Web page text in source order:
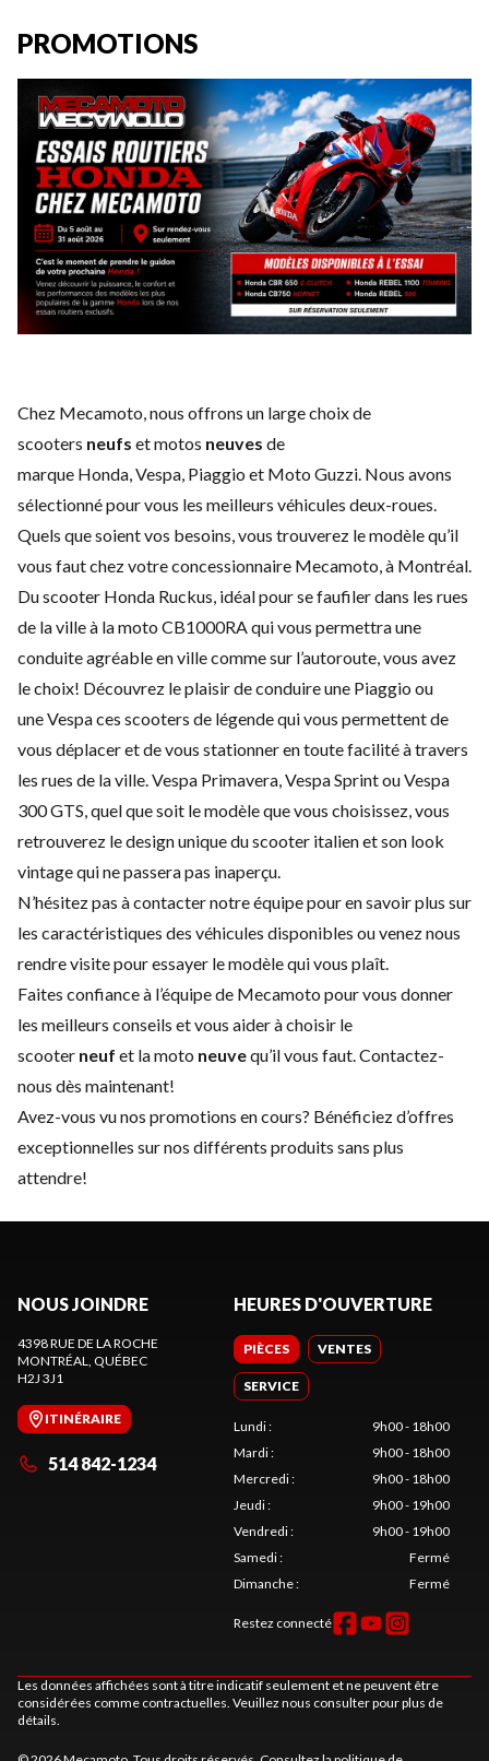
PROMOTIONS
Chez Mecamoto, nous offrons un large choix de
scooters neufs et motos neuves de
marque Honda,Vespa, Piaggio et Moto Guzzi. Nous avons
sélectionné pour vous les meilleurs véhicules deux-roues.
Quels que soient vos besoins, vous trouverez le modèle qu’il
vous faut chez votre concessionnaire Mecamoto, à Montréal.
Du scooter Honda Ruckus, idéal pour se faufiler dans les rues
de la ville à la moto CB1000RA qui vous permettra une
conduite agréable en ville comme sur l’autoroute, vous avez
le choix! Découvrez le plaisir de conduire une Piaggio ou
uneVespaces scooters de légende qui vous permettent de
vous déplacer et de vous stationner en toute facilité à travers
les rues de la ville. Vespa Primavera, Vespa Sprint ou Vespa
300 GTS, quel que soit le modèle que vous choisissez, vous
retrouverez le design unique du scooter italien et son look
vintage qui ne passera pas inaperçu.
N’hésitez pas àcontacternotre équipe pour en savoir plus sur
les caractéristiques des véhicules disponibles ou venez nous
rendre visite pour essayer le modèle qui vous plaît.
Faites confiance à l’équipe de Mecamoto pour vous donner
les meilleurs conseils et vous aider à choisir le
scooter neuf et la moto neuvequ’il vous faut.Contactez-
nous dès maintenant!
Avez-vous vu nos promotions en cours? Bénéficiez d’offres
exceptionnelles sur nos différents produits sans plus
attendre!
NOUS JOINDRE
4398 RUE DE LA ROCHE
MONTRÉAL, QUÉBEC
H2J 3J1
ITINÉRAIRE
514 842-1234
HEURES D'OUVERTURE
PIÈCES VENTES
SERVICE
Lundi:
9h00 - 18h00
Mardi:
9h00 - 18h00
Mercredi:
9h00 - 18h00
Jeudi:
9h00 - 19h00
Vendredi:
9h00 - 19h00
Samedi:
Fermé
Dimanche: Fermé
Restez connecté
Les données affichées sont à titre indicatif seulement et ne peuvent être
considérées comme contractuelles. Veuillez nous consulter pour plus de
détails.